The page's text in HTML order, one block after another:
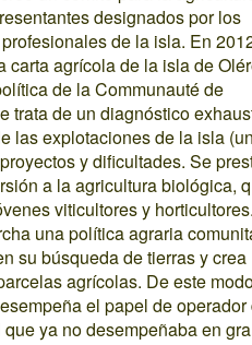
designados por los
de la isla. En
carta agrícola de la isla de
de la Communauté de
trata de un diagnóstico
las explotaciones de la isla
y dificultades. Se
a la agricultura biológica,
viticultores y
una política agraria
su búsqueda de tierras y crea
agrícolas. De este
el papel de operador
ya no desempeñaba en